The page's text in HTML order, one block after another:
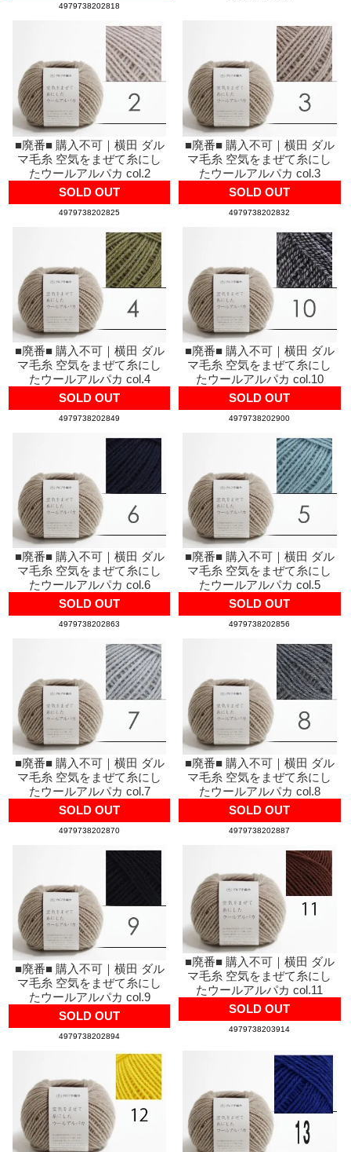
4979738202818
■廃番■ 購入不可｜横田 ダル
マ毛糸 空気をまぜて糸にし
たウールアルパカ col.2
SOLD OUT
4979738202825
■廃番■ 購入不可｜横田 ダル
マ毛糸 空気をまぜて糸にし
たウールアルパカ col.3
SOLD OUT
4979738202832
■廃番■ 購入不可｜横田 ダル
マ毛糸 空気をまぜて糸にし
たウールアルパカ col.4
SOLD OUT
4979738202849
■廃番■ 購入不可｜横田 ダル
マ毛糸 空気をまぜて糸にし
たウールアルパカ col.10
SOLD OUT
4979738202900
■廃番■ 購入不可｜横田 ダル
マ毛糸 空気をまぜて糸にし
たウールアルパカ col.6
SOLD OUT
4979738202863
■廃番■ 購入不可｜横田 ダル
マ毛糸 空気をまぜて糸にし
たウールアルパカ col.5
SOLD OUT
4979738202856
■廃番■ 購入不可｜横田 ダル
マ毛糸 空気をまぜて糸にし
たウールアルパカ col.7
SOLD OUT
4979738202870
■廃番■ 購入不可｜横田 ダル
マ毛糸 空気をまぜて糸にし
たウールアルパカ col.8
SOLD OUT
4979738202887
■廃番■ 購入不可｜横田 ダル
マ毛糸 空気をまぜて糸にし
たウールアルパカ col.9
SOLD OUT
4979738202894
■廃番■ 購入不可｜横田 ダル
マ毛糸 空気をまぜて糸にし
たウールアルパカ col.11
SOLD OUT
4979738203914